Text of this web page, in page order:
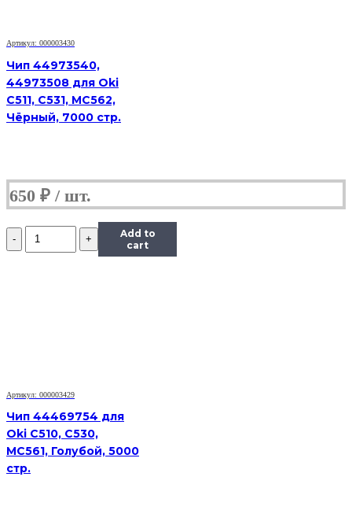
Артикул: 000003430
Чип 44973540,
44973508 для Oki
C511, C531, MC562,
Чёрный, 7000 стр.
650 ₽
Количество
Чип
Bk,
7,2K
Add to
cart
Артикул: 000003429
Чип 44469754 для
Oki C510, C530,
MC561, Голубой, 5000
стр.